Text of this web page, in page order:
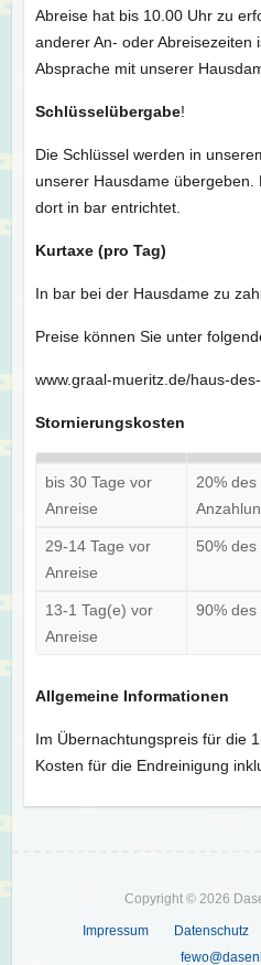
Abreise hat bis 10.00 Uhr zu
anderer An- oder Abreisezeiten
Absprache mit unserer
Schlüsselübergabe!
Die Schlüssel werden in
unserer Hausdame übergeben.
dort in bar entrichtet.
Kurtaxe (pro Tag)
In bar bei der Hausdame zu
Preise können Sie unter
www.graal-mueritz.de/haus-
Stornierungskosten
bis 30 Tage vor
Anreise
20%
29-14 Tage vor
Anreise
50%
13-1 Tag(e) vor
Anreise
90% des
Allgemeine Informationen
Im Übernachtungspreis für die
Kosten für die Endreinigung
Copyright © 2026
Impressum Datenschutz